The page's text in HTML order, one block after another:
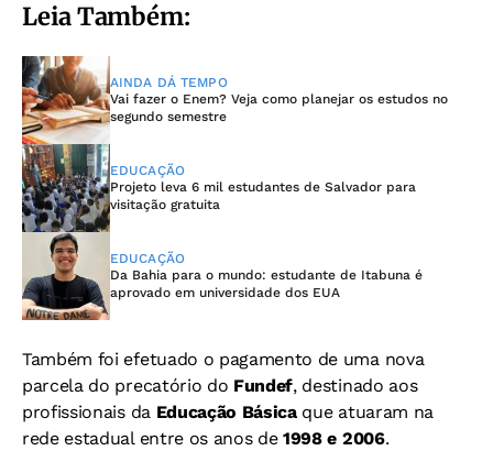
Leia Também:
AINDA DÁ TEMPO
Vai fazer o Enem? Veja como planejar os estudos no
segundo semestre
EDUCAÇÃO
Projeto leva 6 mil estudantes de Salvador para
visitação gratuita
EDUCAÇÃO
Da Bahia para o mundo: estudante de Itabuna é
aprovado em universidade dos EUA
Também foi efetuado o pagamento de uma nova
parcela do precatório do Fundef, destinado aos
profissionais da Educação Básicaque atuaram na
rede estadual entre os anos de1998 e 2006.